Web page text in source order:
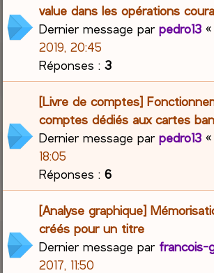
value dans les opérations
Dernier message parpedro13
2019, 20:45
Réponses :3
[Livre de comptes]
comptes dédiés aux cartes
Dernier message parpedro13
18:05
Réponses :6
[Analyse graphique]
créés pour un titre
Dernier message par francois-
2017, 11:50